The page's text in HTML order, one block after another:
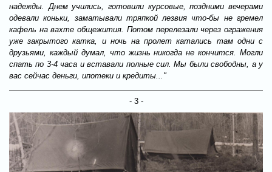
надежды. Днем учились, готовили курсовые, поздними вечерами
одевали коньки, заматывали тряпкой лезвия что-бы не гремел
кафель на вахте общежития. Потом перелезали через огражения
уже закрытого катка, и ночь на пролет катались там одни с
друзьями, каждый думал, что жизнь никогда не кончится. Могли
спать по 3-4 часа и вставали полные сил. Мы были свободны, а у
вас сейчас деньги, ипотеки и кредиты..."
- 3 -